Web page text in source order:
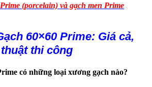
(porcelain) và gạch men Prime
60×60 Prime: Giá cả,
thi công
có những loại xương gạch nào?